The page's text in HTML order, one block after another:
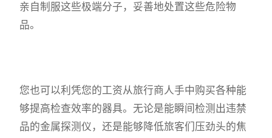
亲自制服这些极端分子，妥善地处置这些危险物
品。
您也可以利凭您的工资从旅行商人手中购买各种能
够提高检查效率的器具。无论是能瞬间检测出违禁
品的金属探测仪，还是能够降低旅客们压劲头的焦